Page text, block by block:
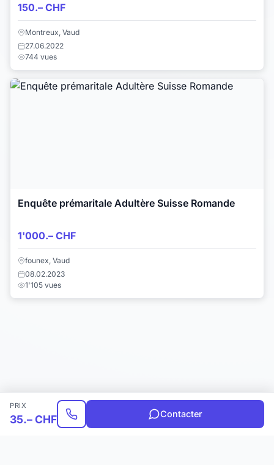
150.– CHF
Montreux, Vaud
27.06.2022
744 vues
Enquête prémaritale Adultère Suisse Romande
1'000.– CHF
founex, Vaud
08.02.2023
1'105 vues
PRIX
35.– CHF Contacter